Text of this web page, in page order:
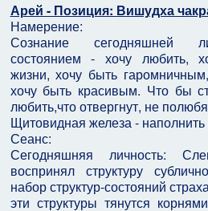
Арей - Позиция: Вишудха
Намерение:
Сознание сегодняшней
состоянием - хочу любить,
жизни, хочу быть
хочу быть красивым. Что бы
любить,что отвергнут, не
Щитовидная железа -
Сеанс:
Сегодняшняя личность:
воспринял структуру
набор структур-состояний
эти структуры тянутся